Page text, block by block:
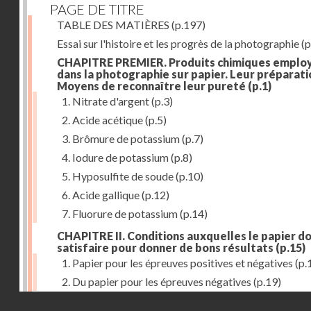
PAGE DE TITRE
TABLE DES MATIÈRES (p.197)
Essai sur l'histoire et les progrès de la photographie
CHAPITRE PREMIER. Produits chimiques
dans la photographie sur papier. Leur
Moyens de reconnaître leur pureté (p.1)
1. Nitrate d'argent(p.3)
2. Acide acétique(p.5)
3. Brômure de potassium(p.7)
4. Iodure de potassium(p.8)
5. Hyposulfite de soude(p.10)
6. Acide gallique(p.12)
7. Fluorure de potassium(p.14)
CHAPITRE II. Conditions auxquelles le papier
satisfaire pour donner de bons résultats (p.15)
1. Papier pour les épreuves positives et négatives
2. Du papier pour les épreuves négatives (p.19)